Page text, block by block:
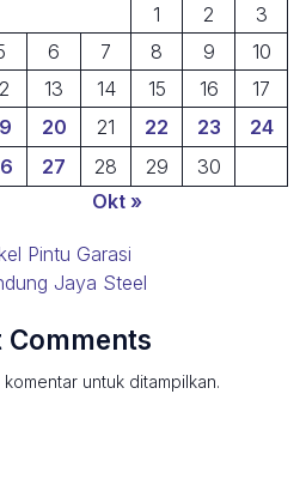
1
2
3
6 7 8 9
10
13 14 15 16
17
20 21 22 23
24
27 28 29
30
Okt »
Pintu Garasi
Jaya Steel
Comments
untuk ditampilkan.